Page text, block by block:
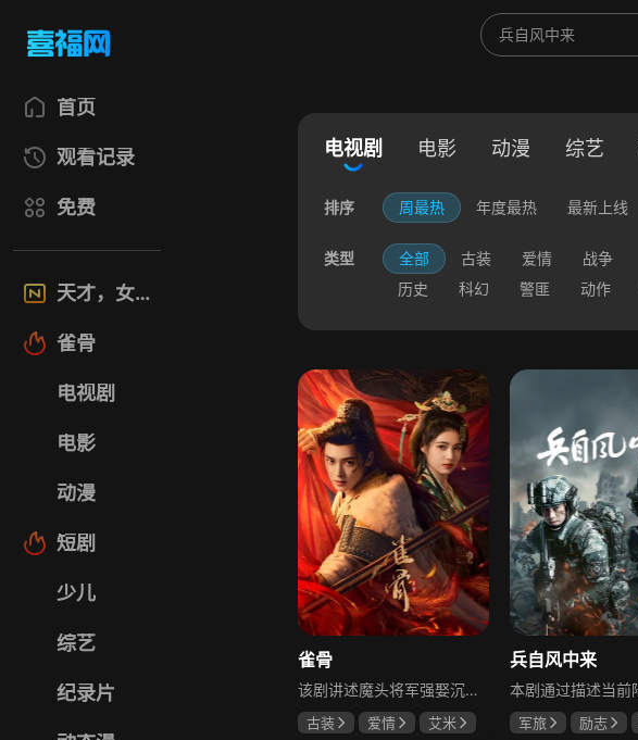
首页
观看记录
免费
天才，女友
雀骨
电视剧
电影
动漫
短剧
少儿
综艺
纪录片
电视剧 电影 动漫 综艺
排序 周最热 年度最热 最新上线
类型 全部 古装 爱情 战争
历史
科幻 警匪 动作
雀骨
该剧讲述魔头将军强娶沉迷机关术的财迷假千金，两人从契约夫妻起步，在生死局中互扒马甲，爱意与杀意交织共生。过程中他们揭露朝堂阴谋，破解生死乱局，最终共同守护家国太平，融合了权谋、爱情、冒险等多重元素，情节跌宕起伏。
古装 爱情
艾米
兵自风中来
军旅 励志